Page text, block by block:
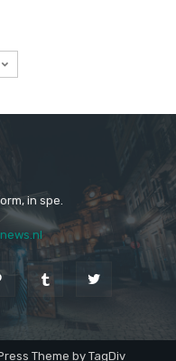
in spe.
Theme by TagDiv